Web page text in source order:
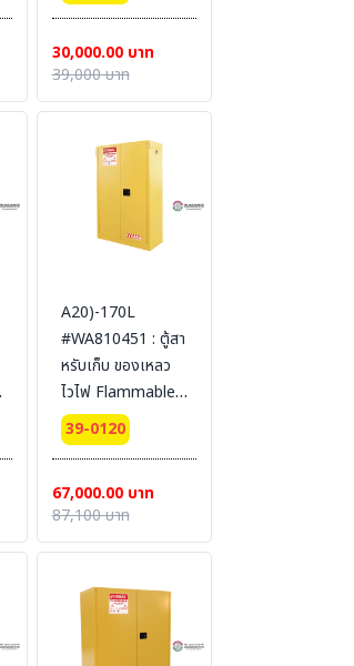
door (manual)
Ext dimension
112x59x46
SYSBEL (ไม่รวม
30,000.00 บาท
39,000 บาท
A20)-170L
#WA810451 : ตู้สา
หรับเก็บ ของเหลว
ไวไฟ Flammable
Cabinets 170 L 2
door (self-close)
Ext dimension
165x109x46
SYSBEL (ไม่รวม
39-0120
67,000.00 บาท
87,100 บาท